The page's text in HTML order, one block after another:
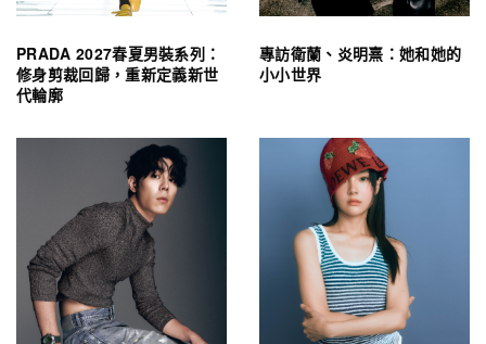
PRADA 2027春夏男裝系列：
修身剪裁回歸，重新定義新世
代輪廓
專訪衛蘭、炎明熹：她和她的
小小世界